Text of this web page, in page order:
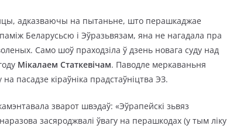
адказваючы на пытаньне, што перашкаджае
Беларусьсю і Эўразьвязам, яна не нагадала пра
Само шоў праходзіла ў дзень новага суду над
Мікалаем Статкевічам. Паводле меркаваньня
пасадзе кіраўніка прадстаўніцтва ЭЗ.
зварот швэдаў: «Эўрапейскі зьвяз
засяроджвалі ўвагу на перашкодах (у тым ліку